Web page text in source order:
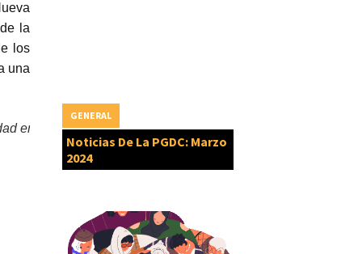
la
los
una
en la Nueva Agenda Urbana. Ahora debemos parar la
Noticias De La PGDC: Marzo
2024
GENERAL